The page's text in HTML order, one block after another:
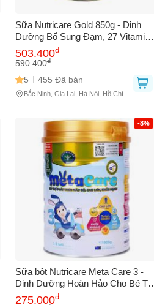
Sữa Nutricare Gold 850g - Dinh
Dưỡng Bổ Sung Đạm, 27 Vitamin
& Khoáng Chất Hỗ Trợ Phục Hồi
Sức Khỏe, Ngủ Ngon, Tiêu Hóa Tốt
503.400đ
590.400đ
5 455 Đã bán
Bắc Ninh, Gia Lai, Hà Nội, Hồ Chí
-8%
Sữa bột Nutricare Meta Care 3 -
Dinh Dưỡng Hoàn Hảo Cho Bé Từ
1-3 Tuổi - Hộp 900g Chất Lượng
275.000đ
GỬI BÁO LỖI